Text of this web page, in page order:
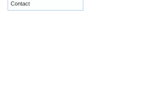
Contact